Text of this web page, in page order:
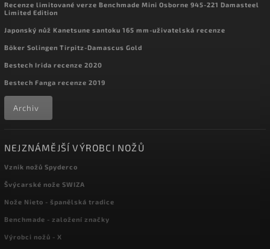
Recenze limitované verze Benchmade Mini Osborne 945-221 Damasteel
Limited Edition
Japonský nůž Kanetsune santoku 165 mm-uživatelská recenze
Böker Solingen Tirpitz-Damascus Gold
Bestech Irida recenze 2020
Bestech Fanga recenze 2019
Archiv
NEJZNÁMĚJŠÍ VÝROBCI NOŽŮ
Vznik nožů Spyderco
Švýcarské nože SWIZA
Nože Nieto - španělská tradice
Benchmade - založení značky
Výrobci nožů - X